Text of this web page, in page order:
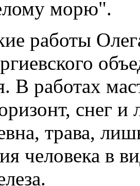
морю".
работы
В работах
снег и
трава,
человека в